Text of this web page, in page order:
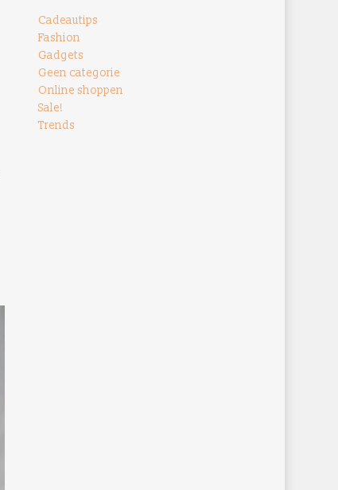
Cadeautips
Fashion
Gadgets
Geen categorie
Online shoppen
Sale!
Trends